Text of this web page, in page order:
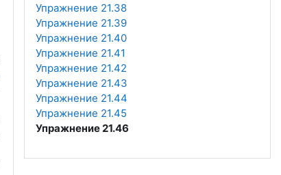
Упражнение 21.38
Упражнение 21.39
Упражнение 21.40
Упражнение 21.41
Упражнение 21.42
Упражнение 21.43
Упражнение 21.44
Упражнение 21.45
Упражнение 21.46